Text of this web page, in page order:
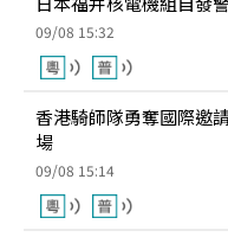
09/08 15:32
香港騎師隊勇奪國際邀
場
09/08 15:14